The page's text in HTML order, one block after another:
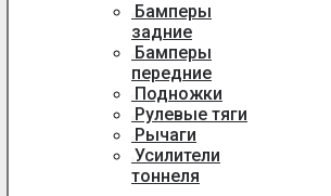
Бамперы
задние
Бамперы
передние
Подножки
Рулевые тяги
Рычаги
Усилители
тоннеля